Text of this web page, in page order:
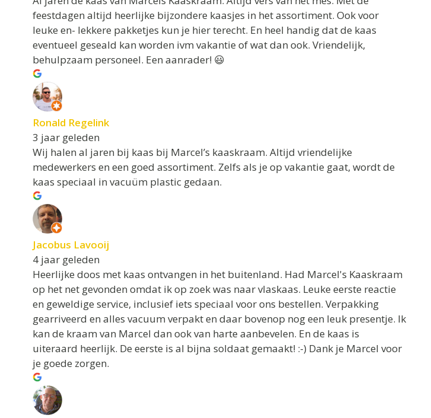
feestdagen altijd heerlijke bijzondere kaasjes in het assortiment. Ook voor
leuke en- lekkere pakketjes kun je hier terecht. En heel handig dat de kaas
eventueel geseald kan worden ivm vakantie of wat dan ook. Vriendelijk,
behulpzaam personeel. Een aanrader! 😃
Ronald Regelink
3 jaar geleden
Wij halen al jaren bij kaas bij Marcel’s kaaskraam. Altijd vriendelijke
medewerkers en een goed assortiment. Zelfs als je op vakantie gaat, wordt de
kaas speciaal in vacuüm plastic gedaan.
Jacobus Lavooij
4 jaar geleden
Heerlijke doos met kaas ontvangen in het buitenland. Had Marcel's Kaaskraam
op het net gevonden omdat ik op zoek was naar vlaskaas. Leuke eerste reactie
en geweldige service, inclusief iets speciaal voor ons bestellen. Verpakking
gearriveerd en alles vacuum verpakt en daar bovenop nog een leuk presentje. Ik
kan de kraam van Marcel dan ook van harte aanbevelen. En de kaas is
uiteraard heerlijk. De eerste is al bijna soldaat gemaakt! :-) Dank je Marcel voor
je goede zorgen.